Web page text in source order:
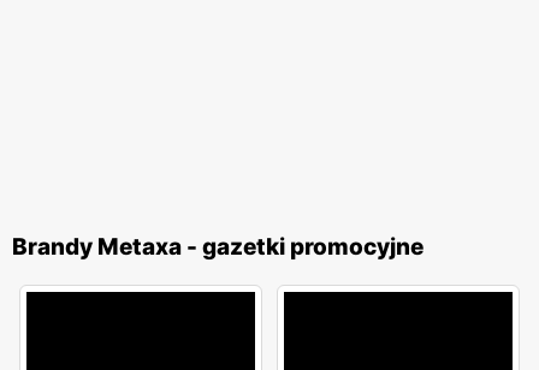
Brandy Metaxa - gazetki promocyjne